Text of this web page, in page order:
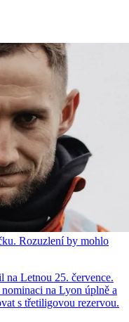
Rozuzlení by mohlo
na Letnou 25. července.
na Lyon úplně a
s třetiligovou rezervou.